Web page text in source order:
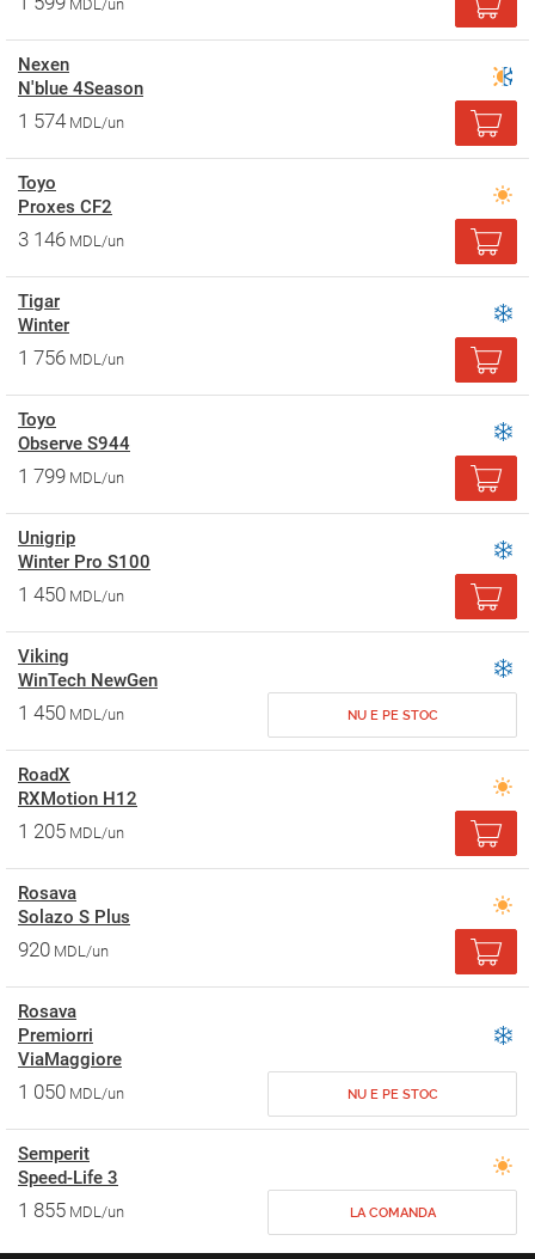
MDL/un
Nexen
N'blue 4Season
1 574 MDL/un
Toyo
Proxes CF2
3 146 MDL/un
Tigar
Winter
1 756 MDL/un
Toyo
Observe S944
1 799 MDL/un
Unigrip
Winter Pro S100
1 450 MDL/un
Viking
WinTech NewGen
1 450 MDL/un NU E PE STOC
RoadX
RXMotion H12
1 205 MDL/un
Rosava
Solazo S Plus
920 MDL/un
Rosava
Premiorri
ViaMaggiore
1 050 MDL/un NU E PE STOC
Semperit
Speed-Life 3
1 855 MDL/un LA COMANDA